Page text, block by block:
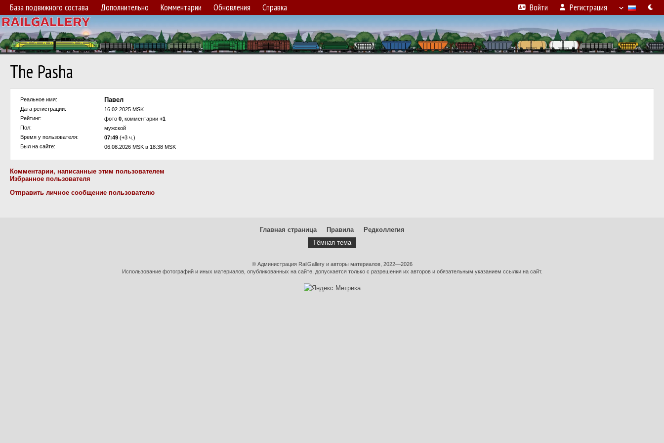
База подвижного состава Дополнительно Комментарии Обновления Справка Войти Регистрация
The Pasha
Реальное имя: Павел
Дата регистрации:
16.02.2025 MSK
Рейтинг:
фото 0 , комментарии +1
Пол:
мужской
Время у пользователя:
07:49 (+3 ч.)
Был на сайте:
06.08.2026 MSK в 18:38 MSK
Комментарии, написанные этим пользователем
Избранное пользователя
Отправить личное сообщение пользователю
Главная страница Правила
Редколлегия
Тёмная тема
© Администрация RailGallery и авторы материалов, 2022—2026
Использование фотографий и иных материалов, опубликованных на сайте, допускается только с разрешения их авторов и обязательным указанием ссылки на сайт.